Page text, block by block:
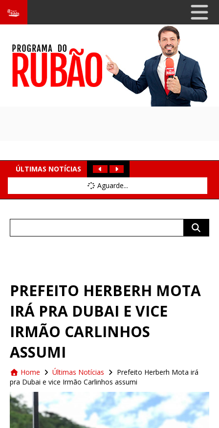
ÚLTIMAS NOTÍCIAS
Aguarde...
PREFEITO HERBERH MOTA
IRÁ PRA DUBAI E VICE
IRMÃO CARLINHOS
ASSUMI
Home Últimas Notícias
Prefeito Herberh Mota irá
pra Dubai e vice Irmão Carlinhos assumi